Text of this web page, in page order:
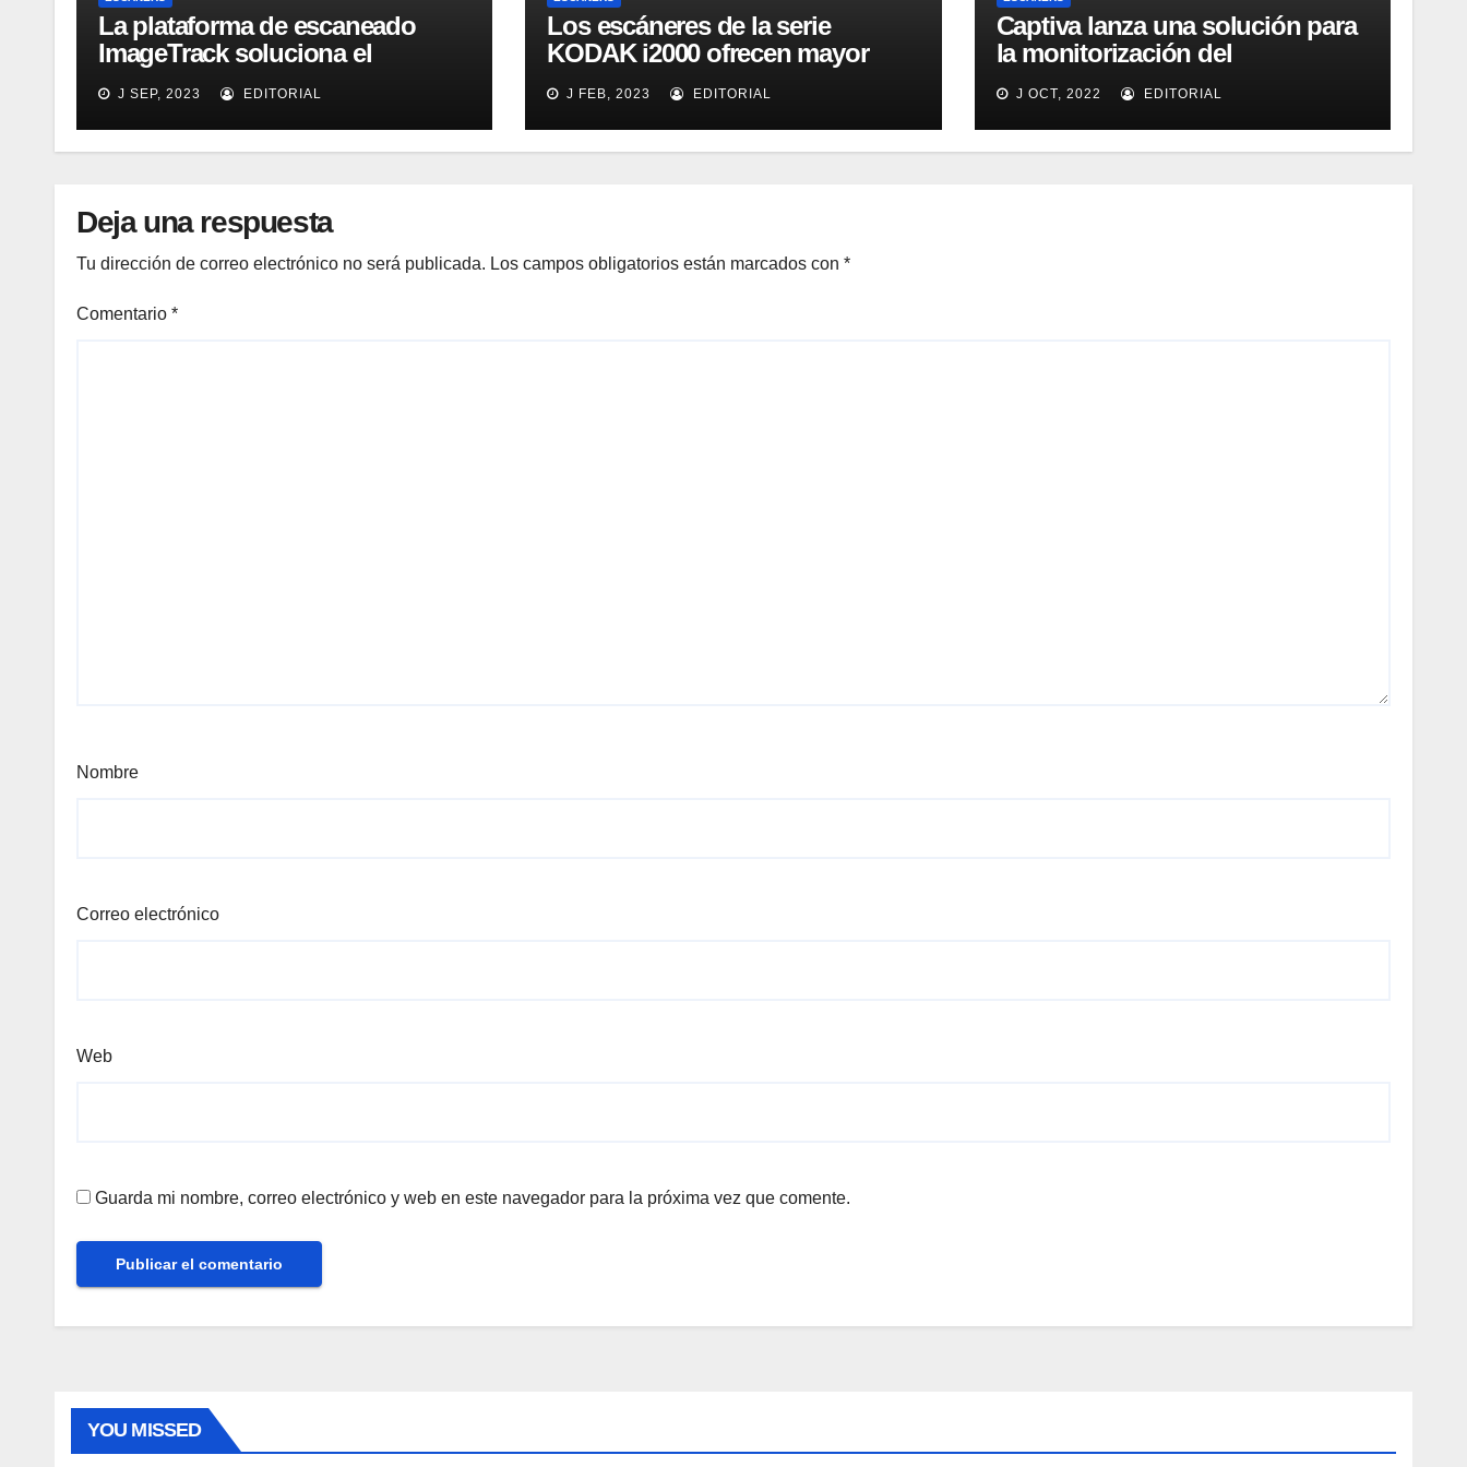
La plataforma de escaneado
ImageTrack soluciona el
problema de costes y cuello de
botella de los laboratorios
LabOne
J SEP, 2023 EDITORIAL
Los escáneres de la serie
KODAK i2000 ofrecen mayor
eficacia, productividad y
colaboración en la oficina
J FEB, 2023 EDITORIAL
Captiva lanza una solución para
la monitorización del
rendimiento de sistemas de
captura y ECM
J OCT, 2022 EDITORIAL
Deja una respuesta
Tu dirección de correo electrónico no será publicada. Los campos obligatorios están marcados con *
Comentario *
Nombre
Correo electrónico
Web
Guarda mi nombre, correo electrónico y web en este navegador para la próxima vez que comente.
YOU MISSED